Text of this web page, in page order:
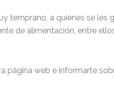
temprano, a quienes se les
de alimentación, entre
página web e informarte